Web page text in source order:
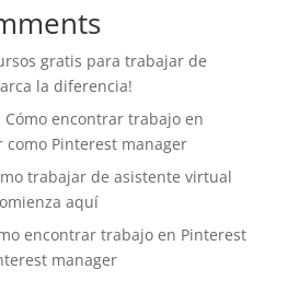
gratis para trabajar de
la diferencia!
Cómo encontrar trabajo en
como Pinterest manager
trabajar de asistente virtual
aquí
encontrar trabajo en Pinterest
manager